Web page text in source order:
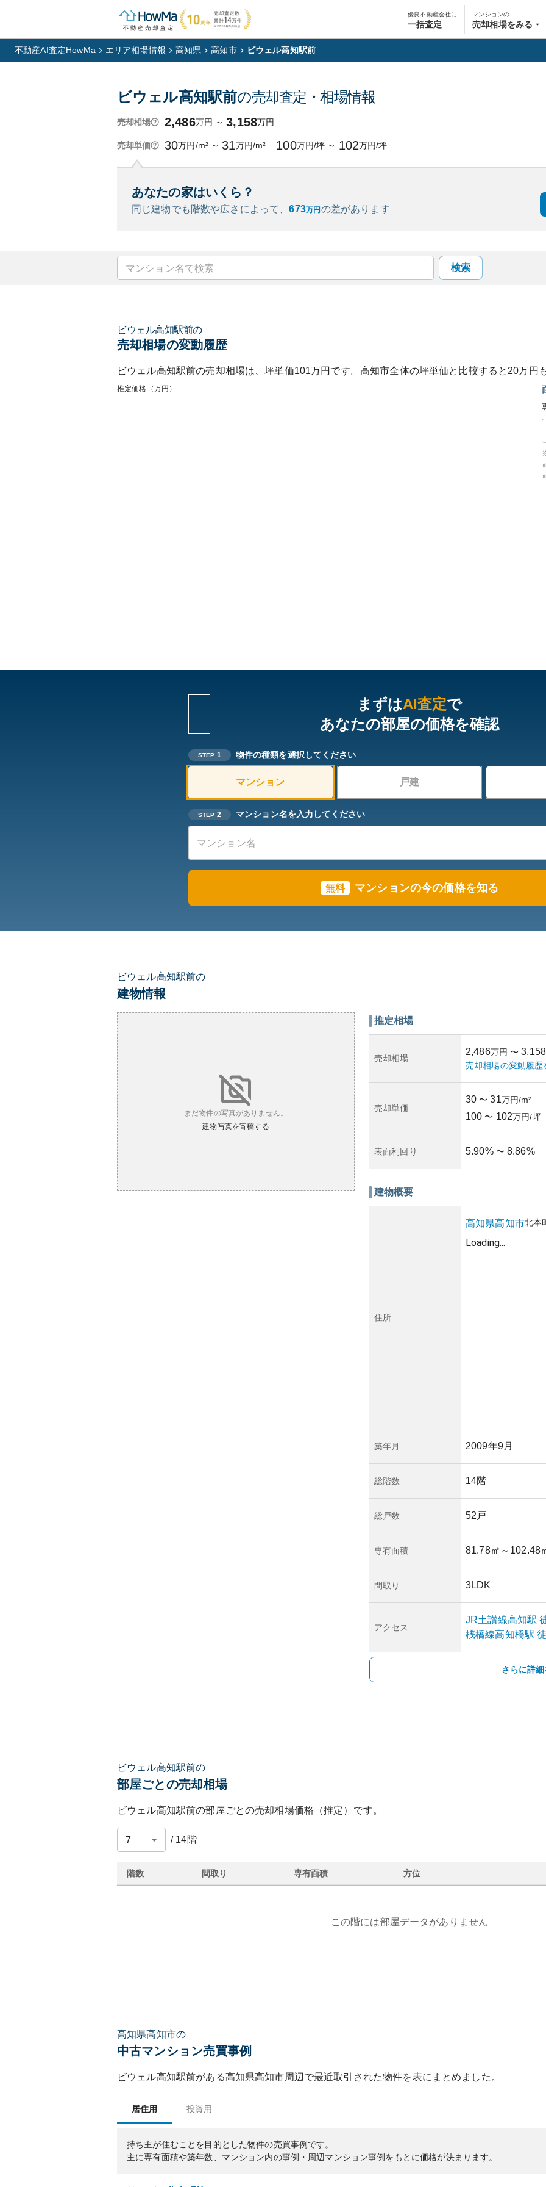
優良不動産会社に
一括査定
マンションの
売却相場をみる
不動産AI査定HowMa エリア相場情報 高知県 高知市 ビウェル高知駅前
ビウェル高知駅前の売却査定・相場情報
売却相場 2,486万円 ～ 3,158万円
売却単価 30万円/m² ～ 31万円/m² 100万円/坪 ～ 102万円/坪
あなたの家はいくら？
同じ建物でも階数や広さによって、673万円 の差があります
検索
ビウェル高知駅前の
売却相場の変動履歴
ビウェル高知駅前の売却相場は、坪単価101万円です。 高知市全体の坪単価と比較すると 20万円
推定価格（万円）
まずはAI査定で
あなたの部屋の価格を確認
STEP 1 物件の種類を選択してください
マンション 戸建
STEP 2 マンション名を入力してください
無料 マンションの今の価格を知る
ビウェル高知駅前の
建物情報
まだ物件の写真がありません。
建物写真を寄稿する
推定相場
売却相場
2,486万円 〜 3,158
売却相場の変動履歴
売却単価
30 〜 31万円/m²
100 〜 102万円/坪
表面利回り 5.90% 〜 8.86%
建物概要
住所
高知県高知市北本
Loading...
築年月 2009年9月
総階数 14階
総戸数 52戸
専有面積 81.78㎡ ～102.48
間取り 3LDK
アクセス
JR土讃線高知駅
桟橋線高知橋駅
さらに詳
ビウェル高知駅前の
部屋ごとの売却相場
ビウェル高知駅前の部屋ごとの売却相場価格（推定）です。
/ 14階
階数 間取り 専有面積 方位
この階には部屋データがありません
高知県高知市の
中古マンション売買事例
ビウェル高知駅前がある高知県高知市周辺で最近取引された物件を表にまとめました。
居住用 投資用
持ち主が住むことを目的とした物件の売買事例です。
主に専有面積や築年数、マンション内の事例・周辺マンション事例をもとに価格が決まります。